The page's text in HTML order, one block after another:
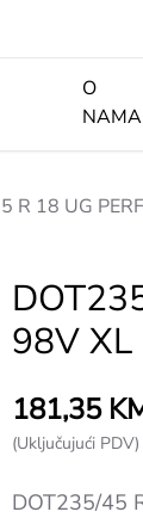
O
NAMA
R 18 UG
98V XL
181,35
(Uključujući PDV)
DOT235/45